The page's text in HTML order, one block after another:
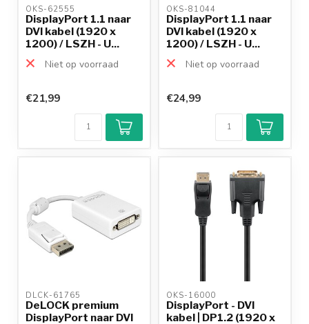
OKS-62555
DisplayPort 1.1 naar
DVI kabel (1920 x
1200) / LSZH - U...
Niet op voorraad
€21,99
OKS-81044
DisplayPort 1.1 naar
DVI kabel (1920 x
1200) / LSZH - U...
Niet op voorraad
Klantenbeoordeling
9,2/10
Achteraf
betalen mogelijk
productkennis
€24,99
DLCK-61765
DeLOCK premium
DisplayPort naar DVI
OKS-16000
DisplayPort - DVI
kabel | DP1.2 (1920 x